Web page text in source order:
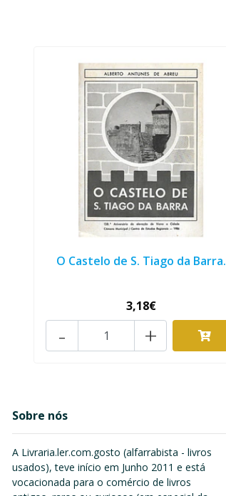
O Castelo de S. Tiago da Barra.
3,18€
+
-
Sobre nós
A Livraria.ler.com.gosto (alfarrabista - livros
usados), teve início em Junho 2011 e está
vocacionada para o comércio de livros